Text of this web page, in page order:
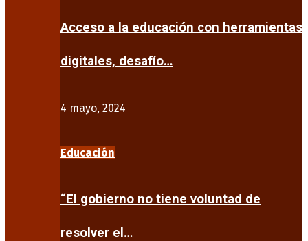
Acceso a la educación con herramientas
digitales, desafío…
4 mayo, 2024
Educación
“El gobierno no tiene voluntad de
resolver el…